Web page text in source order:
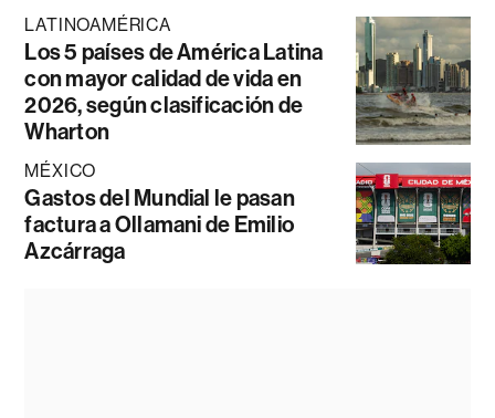
LATINOAMÉRICA
Los 5 países de América Latina
con mayor calidad de vida en
2026, según clasificación de
Wharton
MÉXICO
Gastos del Mundial le pasan
factura a Ollamani de Emilio
Azcárraga